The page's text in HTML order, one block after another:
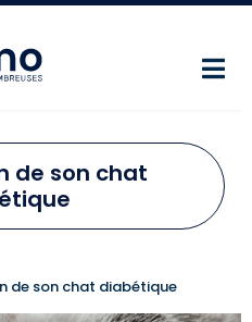
de son chat
FIL D'ARIANE
de son chat diabétique